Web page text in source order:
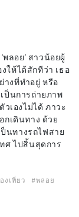
ลอย’ สาวน้อยผู้
ให้ได้สักทีว่า เธอ
งที่ทำอยู่ หรือ
ป็นการถ่ายภาพ
เองไม่ได้ ภาวะ
กเดินทาง ด้วย
นทางรถไฟสาย
ศ ไปสิ้นสุดการ
งเที่ยว
#พลอย